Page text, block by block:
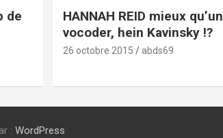
de
HANNAH REID mieux qu’un
vocoder, hein Kavinsky !?
26 octobre 2015 abds69
: WordPress